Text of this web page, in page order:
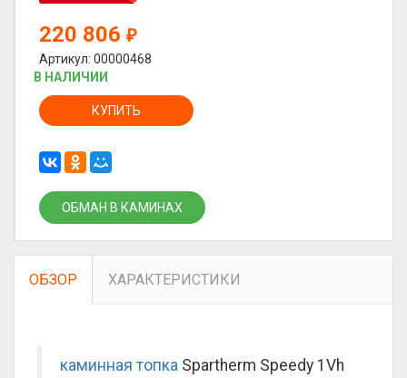
220 806 ₽
Артикул: 00000468
В НАЛИЧИИ
КУПИТЬ
ОБМАН В КАМИНАХ
ОБЗОР ХАРАКТЕРИСТИКИ
каминная топка Spartherm Speedy 1Vh